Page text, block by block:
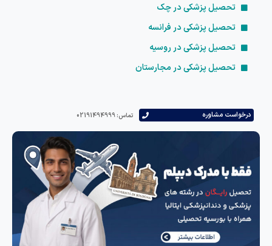
درخواست مشاوره تماس: 02191494999
تحصیل پزشکی در چک
تحصیل پزشکی در فرانسه
تحصیل پزشکی در روسیه
تحصیل پزشکی در مجارستان